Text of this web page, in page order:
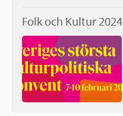
Folk och Kultur 2024